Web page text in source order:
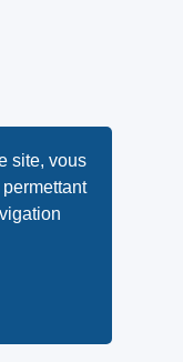
site, vous